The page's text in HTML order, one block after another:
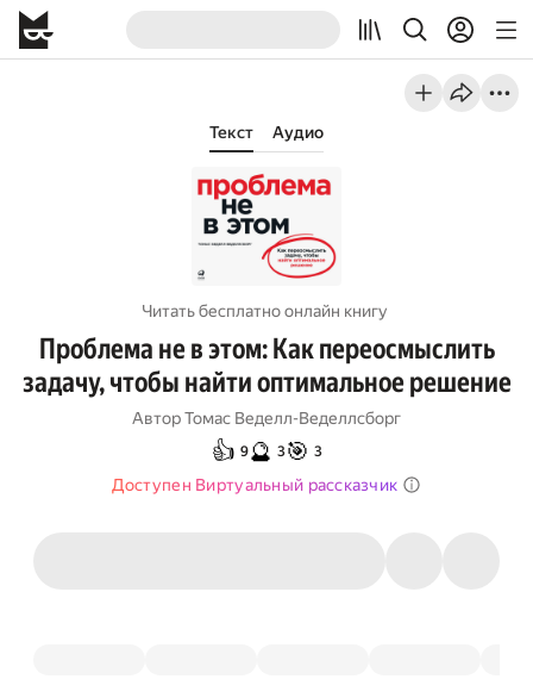
Текст Аудио
Читать бесплатно онлайн книгу
Проблема не в этом: Как переосмыслить
задачу, чтобы найти оптимальное решение
АвторТомас Веделл-Веделлсборг
👍 9🔮 3🎯 3
Доступен Виртуальный рассказчик